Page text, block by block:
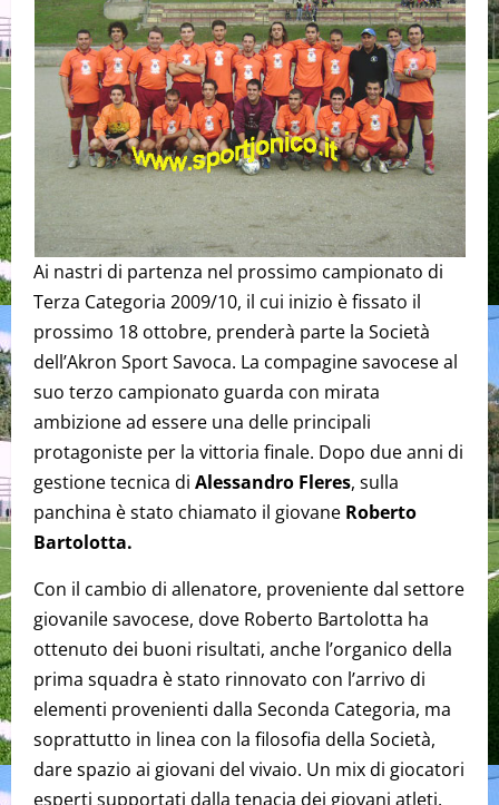
Ai nastri di partenza nel prossimo campionato di
Terza Categoria 2009/10, il cui inizio è fissato il
prossimo 18 ottobre, prenderà parte la Società
dell’Akron Sport Savoca. La compagine savocese al
suo terzo campionato guarda con mirata
ambizione ad essere una delle principali
protagoniste per la vittoria finale. Dopo due anni di
gestione tecnica di Alessandro Fleres, sulla
panchina è stato chiamato il giovane Roberto
Bartolotta.
Con il cambio di allenatore, proveniente dal settore
giovanile savocese, dove Roberto Bartolotta ha
ottenuto dei buoni risultati, anche l’organico della
prima squadra è stato rinnovato con l’arrivo di
elementi provenienti dalla Seconda Categoria, ma
soprattutto in linea con la filosofia della Società,
dare spazio ai giovani del vivaio. Un mix di giocatori
esperti supportati dalla tenacia dei giovani atleti.